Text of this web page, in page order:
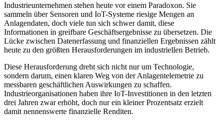
Industrieunternehmen stehen heute vor einem Paradoxon. Sie
sammeln über Sensoren und IoT-Systeme riesige Mengen an
Anlagendaten, doch viele tun sich schwer damit, diese
Informationen in greifbare Geschäftsergebnisse zu übersetzen. Die
Lücke zwischen Datenerfassung und finanziellen Ergebnissen zählt
heute zu den größten Herausforderungen im industriellen Betrieb.
Diese Herausforderung dreht sich nicht nur um Technologie,
sondern darum, einen klaren Weg von der Anlagentelemetrie zu
messbaren geschäftlichen Auswirkungen zu schaffen.
Industrieorganisationen haben ihre IoT-Investitionen in den letzten
drei Jahren zwar erhöht, doch nur ein kleiner Prozentsatz erzielt
damit nennenswerte finanzielle Renditen.